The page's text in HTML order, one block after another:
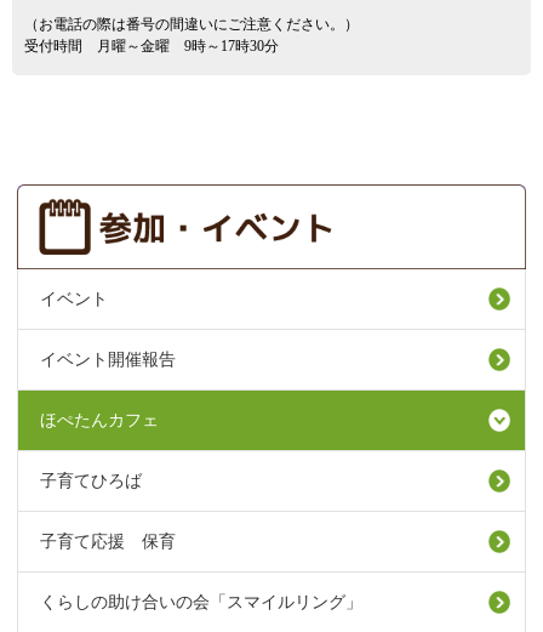
（お電話の際は番号の間違いにご注意ください。）
受付時間 月曜～金曜 9時～17時30分
イベント
イベント開催報告
ほぺたんカフェ
子育てひろば
子育て応援 保育
くらしの助け合いの会「スマイルリング」